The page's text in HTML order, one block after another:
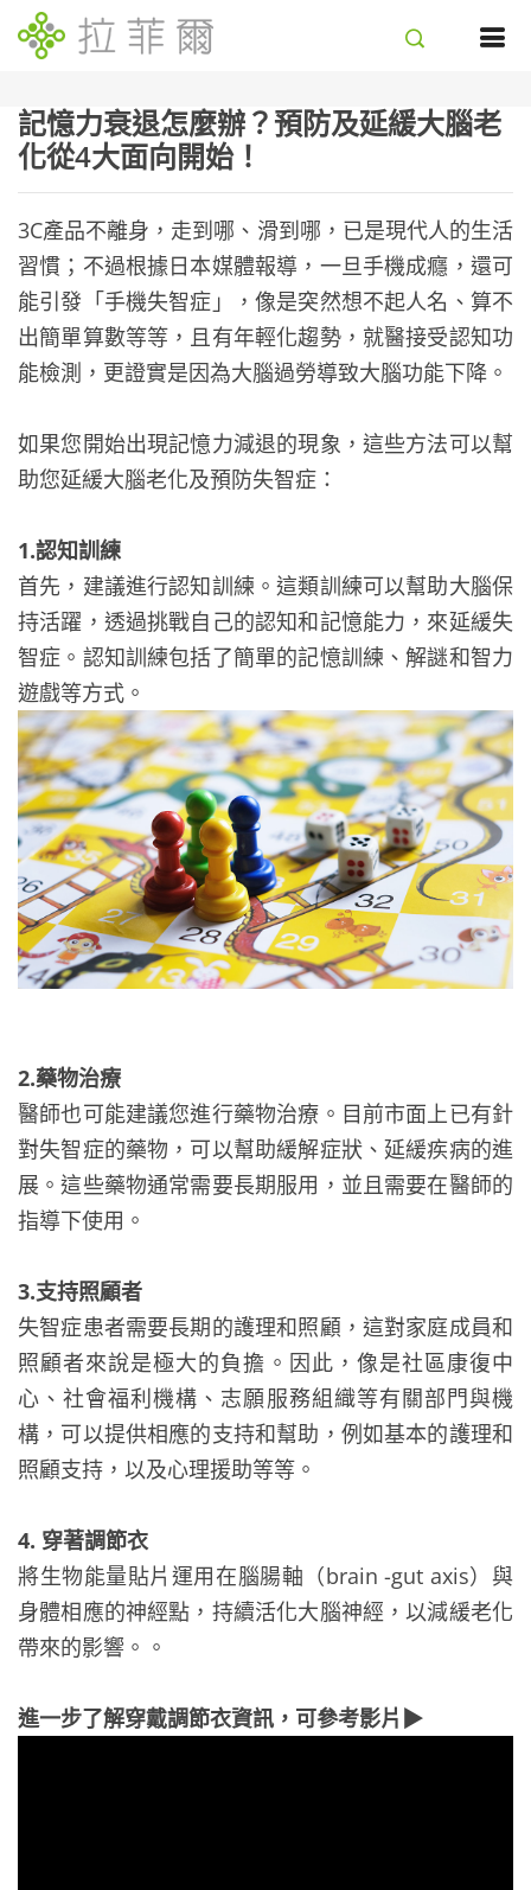
記憶力衰退怎麼辦？預防及延緩大腦老
化從4大面向開始！
3C產品不離身，走到哪、滑到哪，已是現代人的生活
習慣；不過根據日本媒體報導，一旦手機成癮，還可
能引發「手機失智症」，像是突然想不起人名、算不
出簡單算數等等，且有年輕化趨勢，就醫接受認知功
能檢測，更證實是因為大腦過勞導致大腦功能下降。
如果您開始出現記憶力減退的現象，這些方法可以幫
助您延緩大腦老化及預防失智症：
1.認知訓練
首先，建議進行認知訓練。這類訓練可以幫助大腦保
持活躍，透過挑戰自己的認知和記憶能力，來延緩失
智症。認知訓練包括了簡單的記憶訓練、解謎和智力
遊戲等方式。
2.藥物治療
醫師也可能建議您進行藥物治療。目前市面上已有針
對失智症的藥物，可以幫助緩解症狀、延緩疾病的進
展。這些藥物通常需要長期服用，並且需要在醫師的
指導下使用。
3.支持照顧者
失智症患者需要長期的護理和照顧，這對家庭成員和
照顧者來說是極大的負擔。因此，像是社區康復中
心、社會福利機構、志願服務組織等有關部門與機
構，可以提供相應的支持和幫助，例如基本的護理和
照顧支持，以及心理援助等等。
4. 穿著調節衣
將生物能量貼片運用在腦腸軸（brain -gut axis）與
身體相應的神經點，持續活化大腦神經，以減緩老化
帶來的影響。 。
進一步了解穿戴調節衣資訊，可參考影片▶